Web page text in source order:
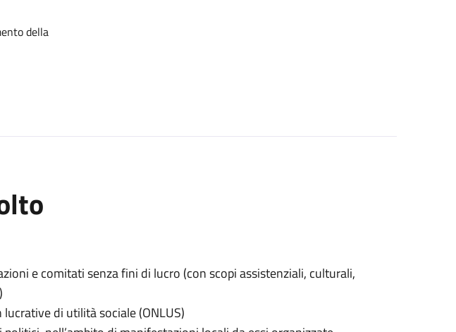
della
e comitati senza fini di lucro (con scopi assistenziali, culturali,
di utilità sociale (ONLUS)